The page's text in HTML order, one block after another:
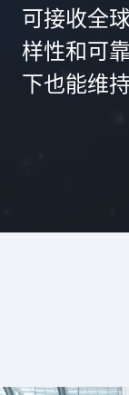
可接收全
样性和可
下也能维